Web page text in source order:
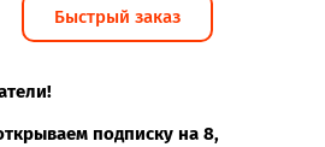
Быстрый заказ
подписку на 8,